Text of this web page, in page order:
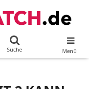
Suche Menü